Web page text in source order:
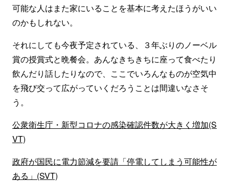
可能な人はまた家にいることを基本に考えたほうがいい
のかもしれない。
それにしても今夜予定されている、３年ぶりのノーベル
賞の授賞式と晩餐会。あんなきちきちに座って食べたり
飲んだり話したりなので、ここでいろんなものが空気中
を飛び交って広がっていくだろうことは間違いなさそ
う。
公衆衛生庁・新型コロナの感染確認件数が大きく増加(S
VT)
政府が国民に電力節減を要請「停電してしまう可能性が
ある」(SVT)